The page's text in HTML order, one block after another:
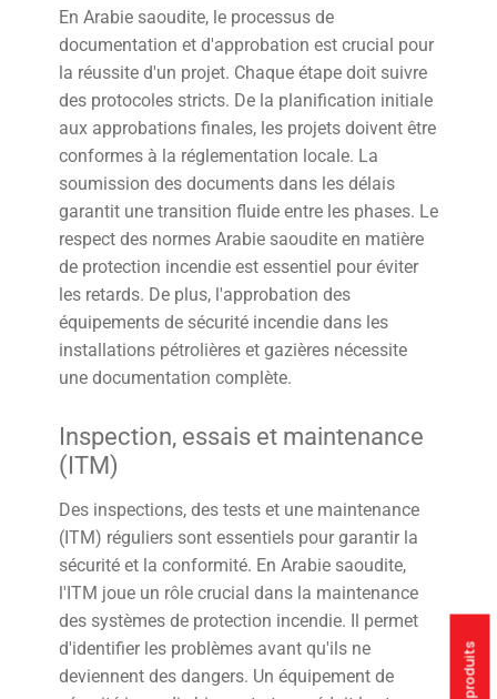
En Arabie saoudite, le processus de
documentation et d'approbation est crucial pour
la réussite d'un projet. Chaque étape doit suivre
des protocoles stricts. De la planification initiale
aux approbations finales, les projets doivent être
conformes à la réglementation locale. La
soumission des documents dans les délais
garantit une transition fluide entre les phases. Le
respect des normes Arabie saoudite en matière
de protection incendie est essentiel pour éviter
les retards. De plus, l'approbation des
équipements de sécurité incendie dans les
installations pétrolières et gazières nécessite
une documentation complète.
Inspection, essais et maintenance
(ITM)
Des inspections, des tests et une maintenance
(ITM) réguliers sont essentiels pour garantir la
sécurité et la conformité. En Arabie saoudite,
l'ITM joue un rôle crucial dans la maintenance
des systèmes de protection incendie. Il permet
d'identifier les problèmes avant qu'ils ne
deviennent des dangers. Un équipement de